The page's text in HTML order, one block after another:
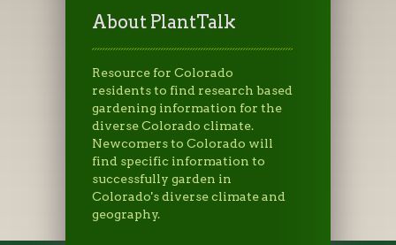
About PlantTalk
Resource for Colorado
residents to find research based
gardening information for the
diverse Colorado climate.
Newcomers to Colorado will
find specific information to
successfully garden in
Colorado's diverse climate and
geography.